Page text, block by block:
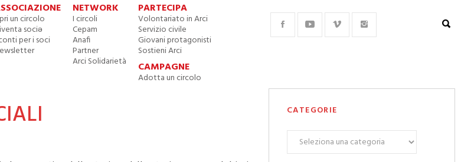
un circolo
sociə
per i soci
NETWORK
I circoli
Cepam
Anafi
Partner
Arci Solidarietà
PARTECIPA
Volontariato in Arci
Servizio civile
Giovani protagonisti
Sostieni Arci
CAMPAGNE
Adotta un circolo
CATEGORIE
CATEGORIE